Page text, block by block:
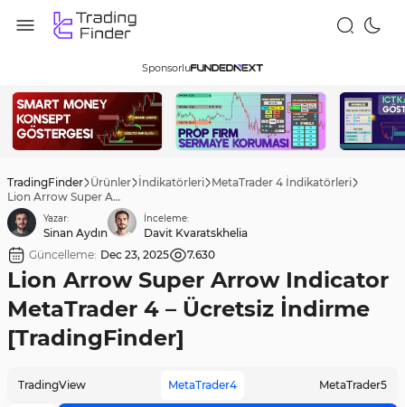
Sponsorlu
TradingFinder Ürünler İndikatörleri MetaTrader 4 İndikatörleri
Lion Arrow Super Arrow Indicator MetaTrader 4 – Ücretsiz İndirme [TradingFinder]
Yazar:
Sinan Aydın
İnceleme:
Davit Kvaratskhelia
Güncelleme: Dec 23, 2025 7.630
Lion Arrow Super Arrow Indicator
MetaTrader 4 – Ücretsiz İndirme
[TradingFinder]
TradingView MetaTrader4 MetaTrader5